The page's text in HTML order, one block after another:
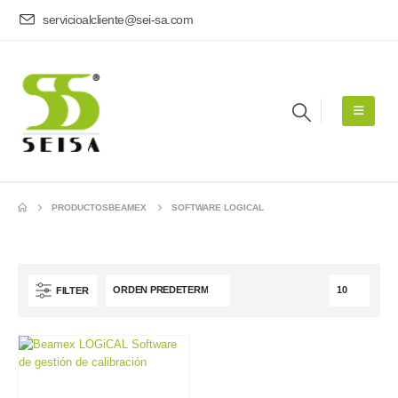
servicioalcliente@sei-sa.com
PRODUCTOSBEAMEX SOFTWARE LOGICAL
FILTER